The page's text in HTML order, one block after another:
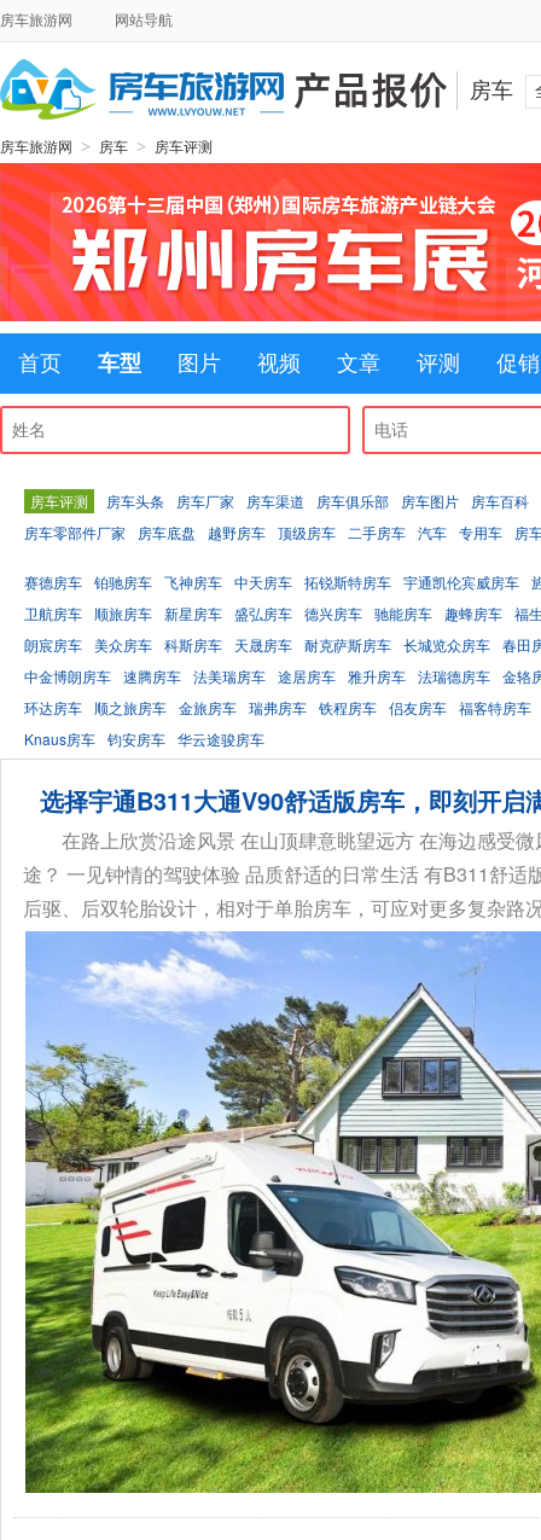
房车旅游网 网站导航
房车
房车旅游网 > 房车 > 房车评测
首页 车型 图片 视频 文章 评测 促销
房车评测 房车头条 房车厂家 房车渠道 房车俱乐部 房车图片
房车百科
房车零部件厂家
房车底盘 越野房车 顶级房车 二手房车 汽车 专用车 房
赛德房车 铂驰房车 飞神房车 中天房车 拓锐斯特房车 宇通凯伦宾威房车
卫航房车
顺旅房车 新星房车 盛弘房车 德兴房车 驰能房车 趣蜂房车 福
朗宸房车 美众房车 科斯房车 天晟房车 耐克萨斯房车 长城览众房车 春田
中金博朗房车 速腾房车 法美瑞房车 途居房车 雅升房车 法瑞德房车 金辂
环达房车
顺之旅房车 金旅房车 瑞弗房车 铁程房车 侣友房车 福客特房车
Knaus房车 钧安房车 华云途骏房车
选择宇通B311大通V90舒适版房车，即刻开启
在路上欣赏沿途风景 在山顶肆意眺望远方 在海边感受
途？ 一见钟情的驾驶体验 品质舒适的日常生活 有B311舒
后驱、后双轮胎设计，相对于单胎房车，可应对更多复杂路